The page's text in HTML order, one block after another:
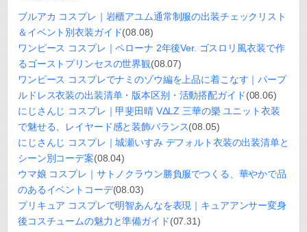
ブルアカ コスプレ｜岩櫃アユム通常制服の出装チェックリスト
＆イベント別衣装ガイド(08.08)
ワンピース コスプレ｜ペローナ 2年後Ver. ゴスロリ風衣装で作
るゴーストプリンセスの世界観(08.07)
ワンピース コスプレでナミのゾウ編を上品に着こなす｜パープ
ルドレス衣装の出装清单・版本区别・活動搭配ガイド(08.06)
にじさんじ コスプレ｜甲斐田晴 VΔLZ 三華の樂 ユニット衣装
で魅せる、レイヤード感と装飾バランス(08.05)
にじさんじ コスプレ｜城瀬いすみ デフォルト衣装の出装清单と
シーン別コーデ案(08.04)
ウマ娘 コスプレ｜サトノクラウン勝負服でつくる、華やかで品
のあるイベントコーデ(08.03)
プリキュア コスプレで明智あんなを表現｜キュアアンサー変身
後コスチュームの魅力と準備ガイド(07.31)